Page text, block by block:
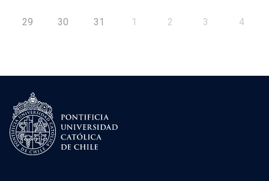
29 30 31 1 2 3 4